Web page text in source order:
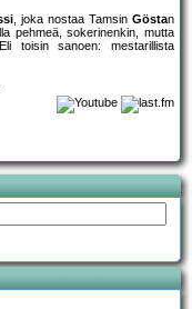
, joka nostaa Tamsin Göstan
pehmeä, sokerinenkin, mutta
toisin sanoen: mestarillista